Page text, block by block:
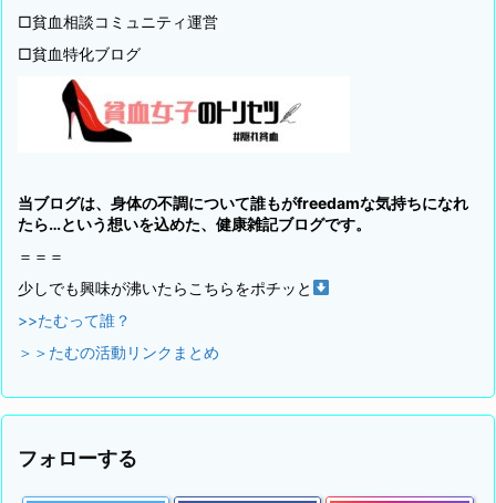
□貧血相談コミュニティ運営
□貧血特化ブログ
当ブログは、身体の不調について誰もがfreedamな気持ちになれ
たら…という想いを込めた、健康雑記ブログです。
＝＝＝
少しでも興味が沸いたらこちらをポチッと
>>たむって誰？
＞＞たむの活動リンクまとめ
フォローする